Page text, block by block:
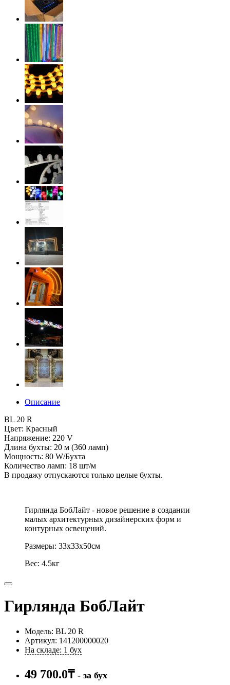
Описание
BL 20 R
Цвет: Красный
Напряжение: 220 V
Длина бухты: 20 м (360 ламп)
Мощность: 80 W/Бухта
Количество ламп: 18 шт/м
В продажу отпускаются только целые бухты.
Гирлянда БобЛайт - новое решение в создании
малых архитектурных дизайнерских форм и
контурных освещений.
Размеры: 33x33x50см
Вес: 4.5кг
Гирлянда БобЛайт
Модель: BL 20 R
Артикул: 141200000020
На складе: 1 бух
49 700.0₸ - за бух